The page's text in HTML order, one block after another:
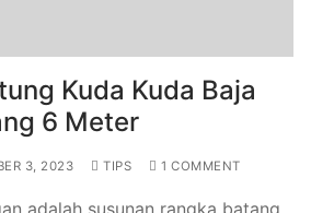
Kuda Kuda Baja
6 Meter
3, 2023 TIPS 1 COMMENT
adalah susunan rangka batang